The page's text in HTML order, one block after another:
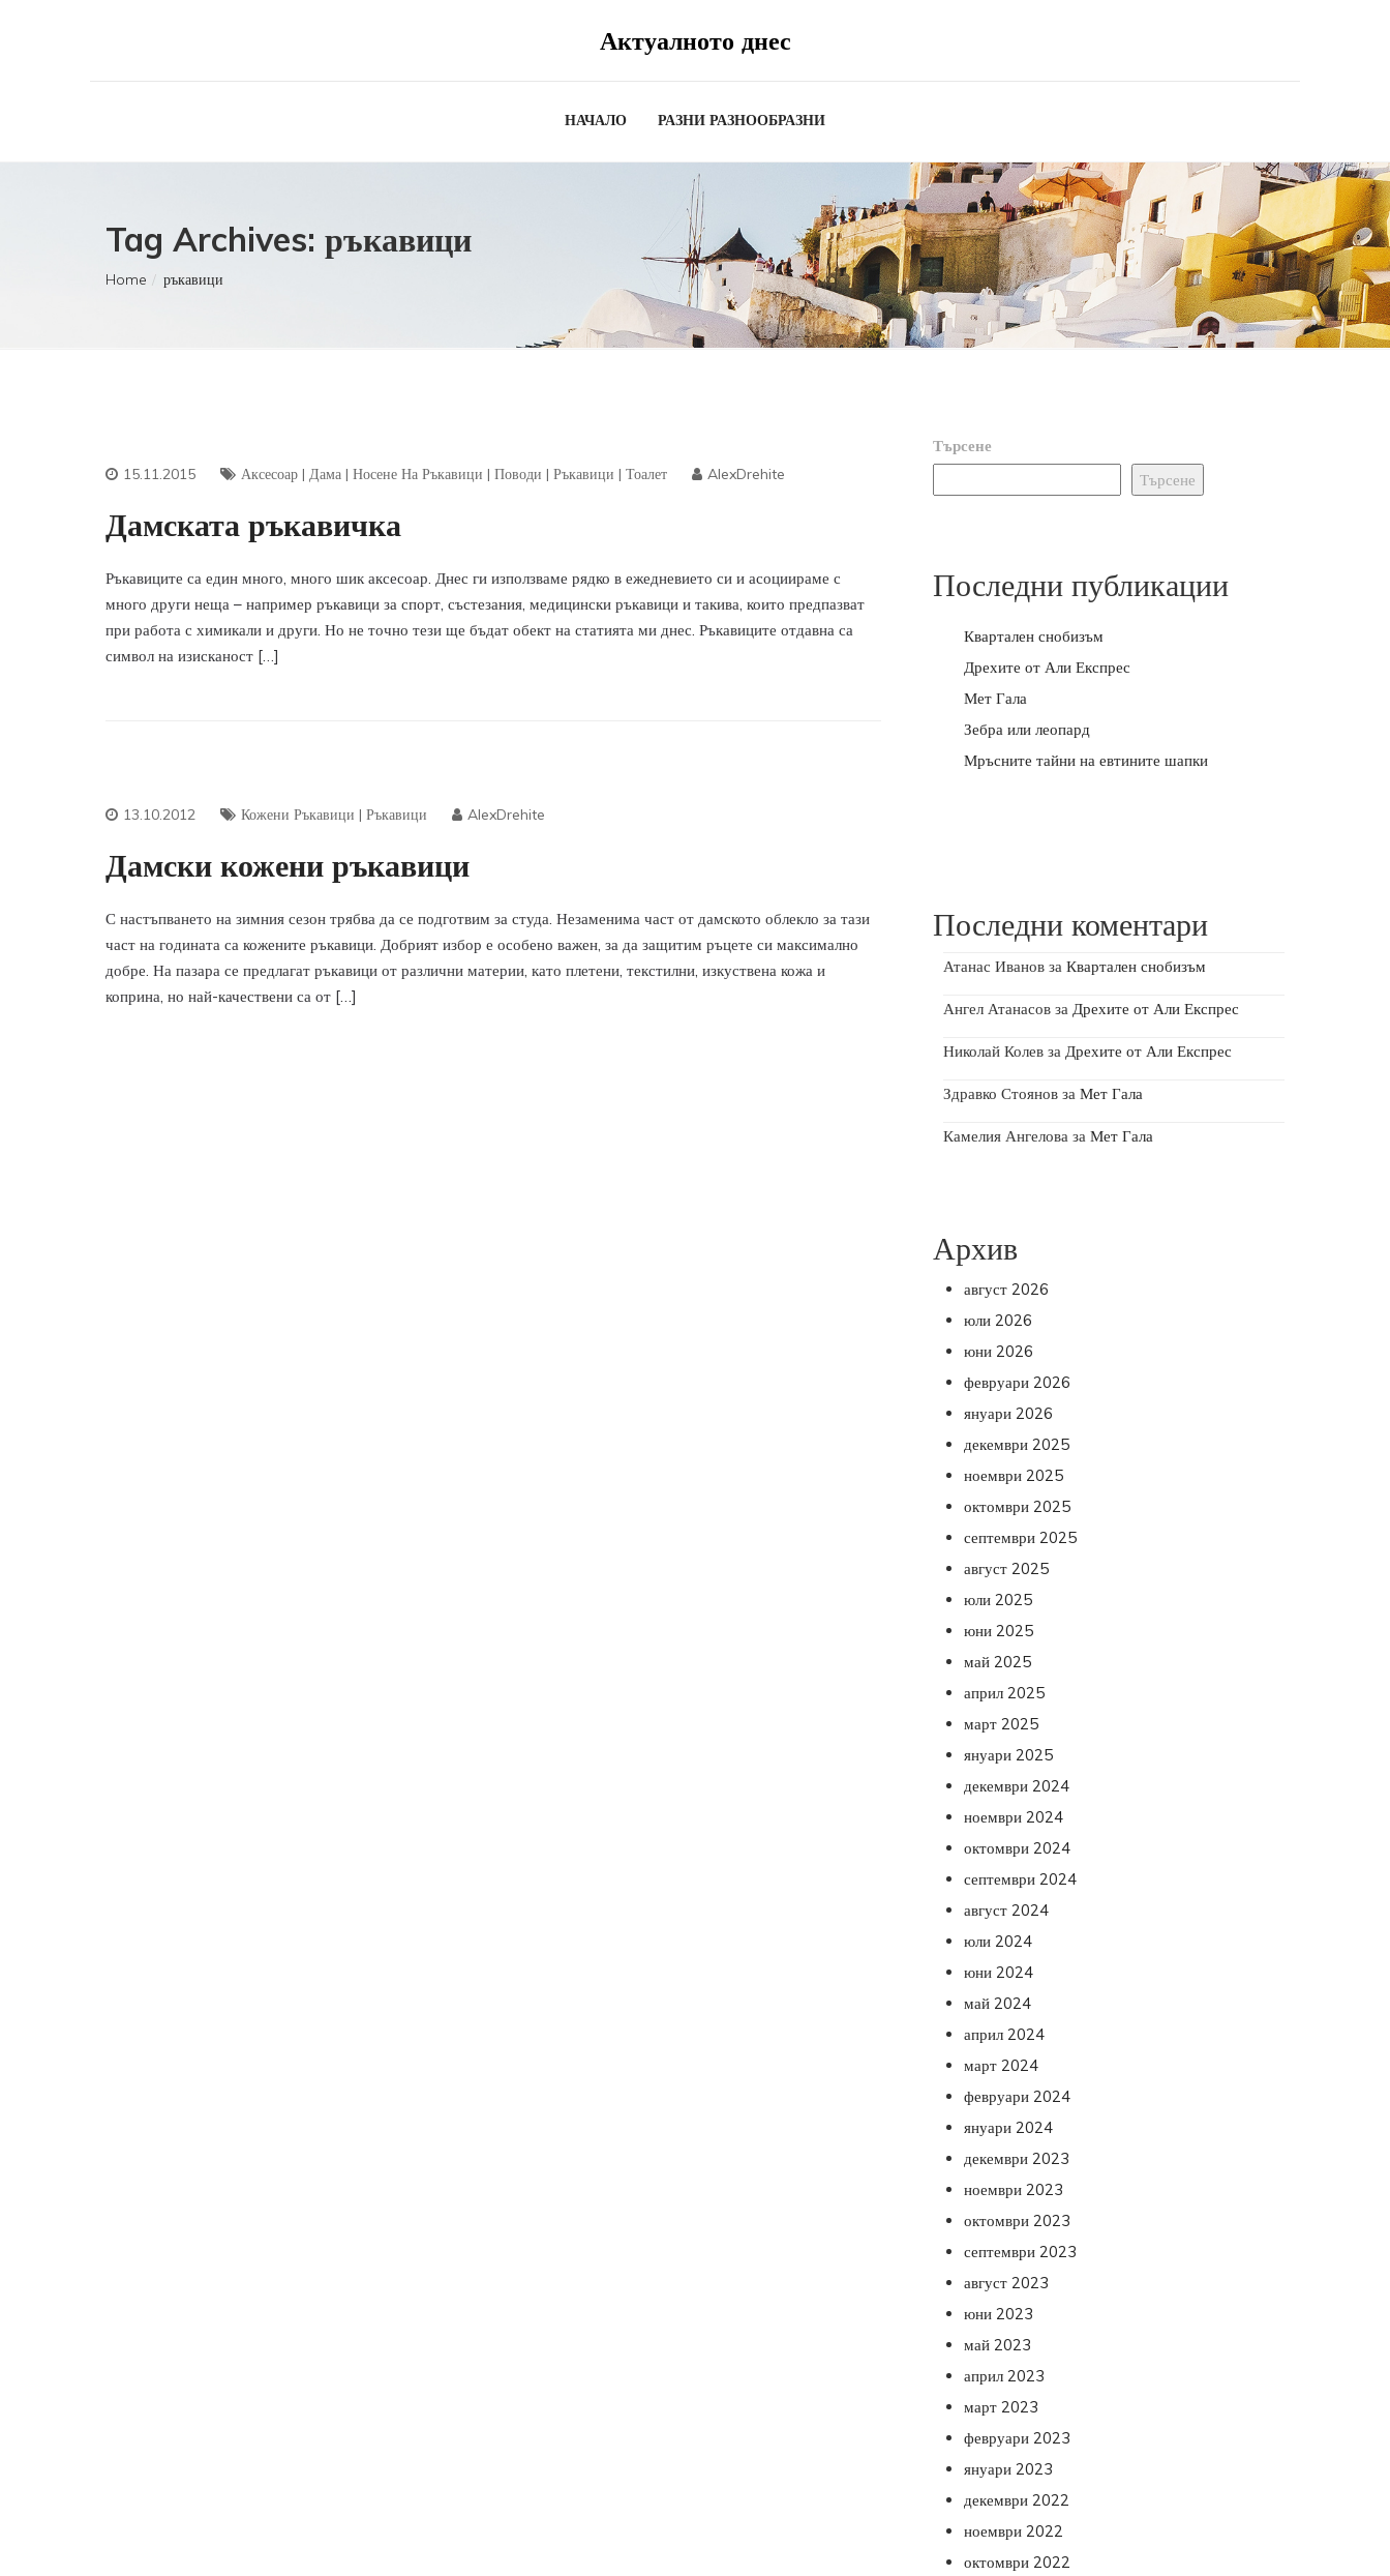
Актуалното днес
НАЧАЛО РАЗНИ РАЗНООБРАЗНИ
Tag Archives: ръкавици
Home ръкавици
15.11.2015 Аксесоар | Дама | Носене На Ръкавици | Поводи | Ръкавици | Тоалет AlexDrehite
Дамската ръкавичка
Ръкавиците са един много, много шик аксесоар. Днес ги използваме рядко в ежедневието си и асоциираме с
много други неща – например ръкавици за спорт, състезания, медицински ръкавици и такива, които предпазват
при работа с химикали и други. Но не точно тези ще бъдат обект на статията ми днес. Ръкавиците отдавна са
символ на изисканост […]
13.10.2012 Кожени Ръкавици | Ръкавици AlexDrehite
Дамски кожени ръкавици
С настъпването на зимния сезон трябва да се подготвим за студа. Незаменима част от дамското облекло за тази
част на годината са кожените ръкавици. Добрият избор е особено важен, за да защитим ръцете си максимално
добре. На пазара се предлагат ръкавици от различни материи, като плетени, текстилни, изкуствена кожа и
коприна, но най-качествени са от […]
Търсене
Търсене
Последни публикации
Квартален снобизъм
Дрехите от Али Експрес
Мет Гала
Зебра или леопард
Мръсните тайни на евтините шапки
Последни коментари
Атанас Иванов за Квартален снобизъм
Ангел Атанасов за Дрехите от Али Експрес
Николай Колев за Дрехите от Али Експрес
Здравко Стоянов за Мет Гала
Камелия Ангелова за Мет Гала
Архив
август 2026
юли 2026
юни 2026
февруари 2026
януари 2026
декември 2025
ноември 2025
октомври 2025
септември 2025
август 2025
юли 2025
юни 2025
май 2025
април 2025
март 2025
януари 2025
декември 2024
ноември 2024
октомври 2024
септември 2024
август 2024
юли 2024
юни 2024
май 2024
април 2024
март 2024
февруари 2024
януари 2024
декември 2023
ноември 2023
октомври 2023
септември 2023
август 2023
юни 2023
май 2023
април 2023
март 2023
февруари 2023
януари 2023
декември 2022
ноември 2022
октомври 2022